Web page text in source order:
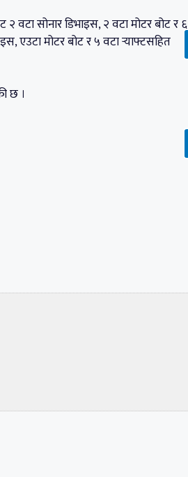
२ वटा सोनार डिभाइस, २ वटा मोटर बोट र ६
एउटा मोटर बोट र ५ वटा र्‍याफ्टसहित
छ ।